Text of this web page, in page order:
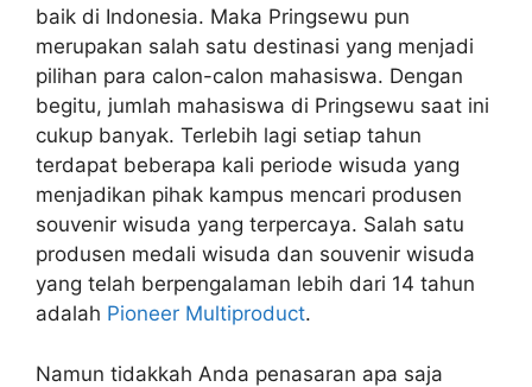
baik di Indonesia. Maka Pringsewu pun
merupakan salah satu destinasi yang menjadi
pilihan para calon-calon mahasiswa. Dengan
begitu, jumlah mahasiswa di Pringsewu saat ini
cukup banyak. Terlebih lagi setiap tahun
terdapat beberapa kali periode wisuda yang
menjadikan pihak kampus mencari produsen
souvenir wisuda yang terpercaya. Salah satu
produsen medali wisuda dan souvenir wisuda
yang telah berpengalaman lebih dari 14 tahun
adalah Pioneer Multiproduct.
Namun tidakkah Anda penasaran apa saja